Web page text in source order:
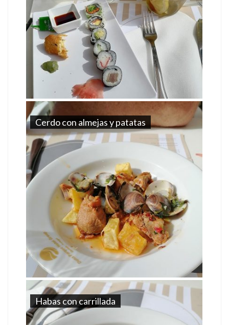
Cerdo con almejas y patatas
Habas con carrillada